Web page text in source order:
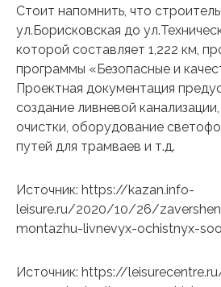
Стоит напомнить, что
ул.Борисковская до
которой составляет 1,222 км,
программы «Безопасные и
Проектная документация
создание ливневой
очистки, оборудование
путей для трамваев и т.д.
Источник: https://kazan.info-
leisure.ru/2020/10/26/
montazhu-livnevyx-ochistnyx-
Источник: https://